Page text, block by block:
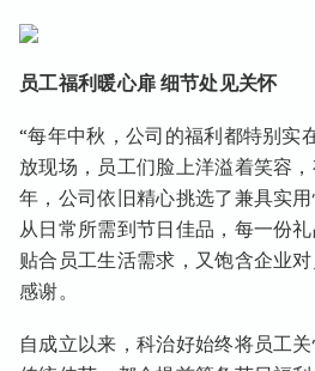
员工福利暖心扉 细节处见关怀
“每年中秋，公司的福利都特别实
放现场，员工们脸上洋溢着笑容
年，公司依旧精心挑选了兼具实
从日常所需到节日佳品，每一份
贴合员工生活需求，又饱含企业
感谢。
自成立以来，科治好始终将员工